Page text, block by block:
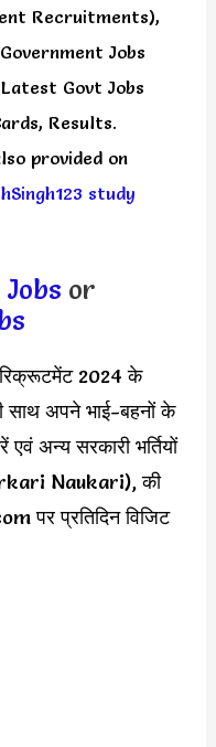
Recruitments),
Jobs
Govt Jobs
Results.
provided on
study
or
रिक्रूटमेंट 2024 के
साथ अपने भाई-बहनों के
अन्य सरकारी भर्तियों
Naukari), की
पर प्रतिदिन विजिट